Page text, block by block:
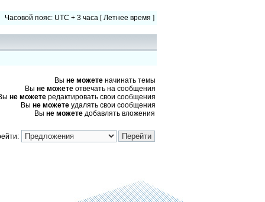
Часовой пояс: UTC + 3 часа [ Летнее время ]
Вы не можете начинать темы
Вы не можете отвечать на сообщения
не можете редактировать свои сообщения
Вы не можете удалять свои сообщения
Вы не можете добавлять вложения